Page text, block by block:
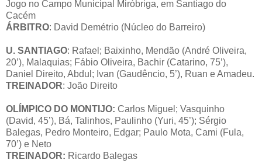
Jogo no Campo Municipal Miróbriga, em Santiago do
Cacém
ÁRBITRO: David Demétrio (Núcleo do Barreiro)
U. SANTIAGO: Rafael; Baixinho, Mendão (André Oliveira,
20’), Malaquias; Fábio Oliveira, Bachir (Catarino, 75’),
Daniel Direito, Abdul; Ivan (Gaudêncio, 5’), Ruan e Amadeu.
TREINADOR: João Direito
OLÍMPICO DO MONTIJO: Carlos Miguel; Vasquinho
(David, 45’), Bá, Talinhos, Paulinho (Yuri, 45’); Sérgio
Balegas, Pedro Monteiro, Edgar; Paulo Mota, Cami (Fula,
70’) e Neto
TREINADOR: Ricardo Balegas